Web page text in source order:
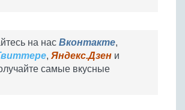
на нас Вконтакте,
, Яндекс.Дзен и
самые вкусные